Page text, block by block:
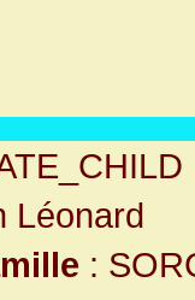
Léonard
: